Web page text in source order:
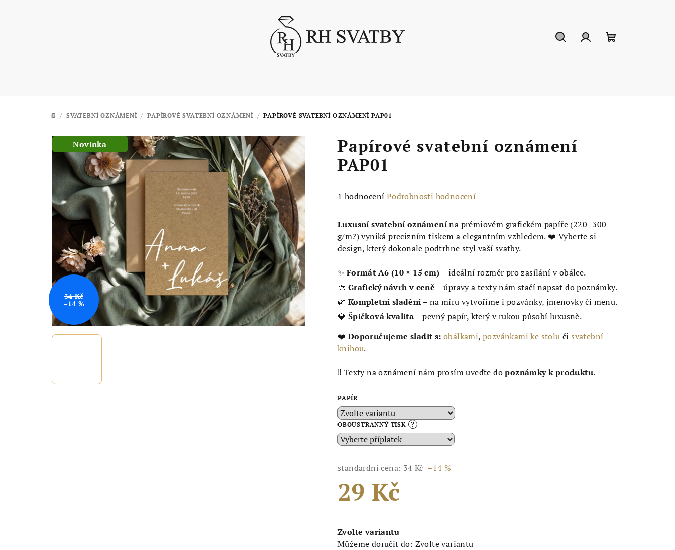
DOMŮ
/ SVATEBNÍ OZNÁMENÍ / PAPÍROVÉ SVATEBNÍ OZNÁMENÍ / PAPÍROVÉ SVATEBNÍ OZNÁMENÍ PAP01
Papírové svatební oznámení
PAP01
Průměrné
produktu
je
5,0
5
1 hodnocení Podrobnosti hodnocení
Luxusní svatební oznámenína prémiovém grafickém papíře (220–300
g/m?) vyniká precizním tiskem a elegantním vzhledem. ❤️ Vyberte si
design, který dokonale podtrhne styl vaší svatby.
✨ Formát A6 (10 × 15 cm) – ideální rozměr pro zasílání v obálce.
🎨 Grafický návrh v ceně – úpravy a texty nám stačí napsat do poznámky.
🌿 Kompletní sladění – na míru vytvoříme i pozvánky, jmenovky či menu.
💎 Špičková kvalita – pevný papír, který v rukou působí luxusně.
❤️ Doporučujeme sladit s: obálkami,pozvánkami ke stolu čisvatební
knihou.
‼️ Texty na oznámení nám prosím uveďte dopoznámky k produktu.
PAPÍR
OBOUSTRANNÝ TISK ?
standardní cena: 34 Kč –14 %
29 Kč
cena:
Zvolte variantu
Můžeme doručit do: Zvolte variantu
Novinka
34 Kč
–14 %